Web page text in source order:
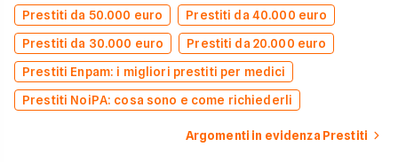
Prestiti da 50.000 euro
Prestiti da 40.000 euro
Prestiti da 30.000 euro
Prestiti da 20.000 euro
Prestiti Enpam: i migliori prestiti per medici
Prestiti NoiPA: cosa sono e come richiederli
Argomenti in evidenza Prestiti